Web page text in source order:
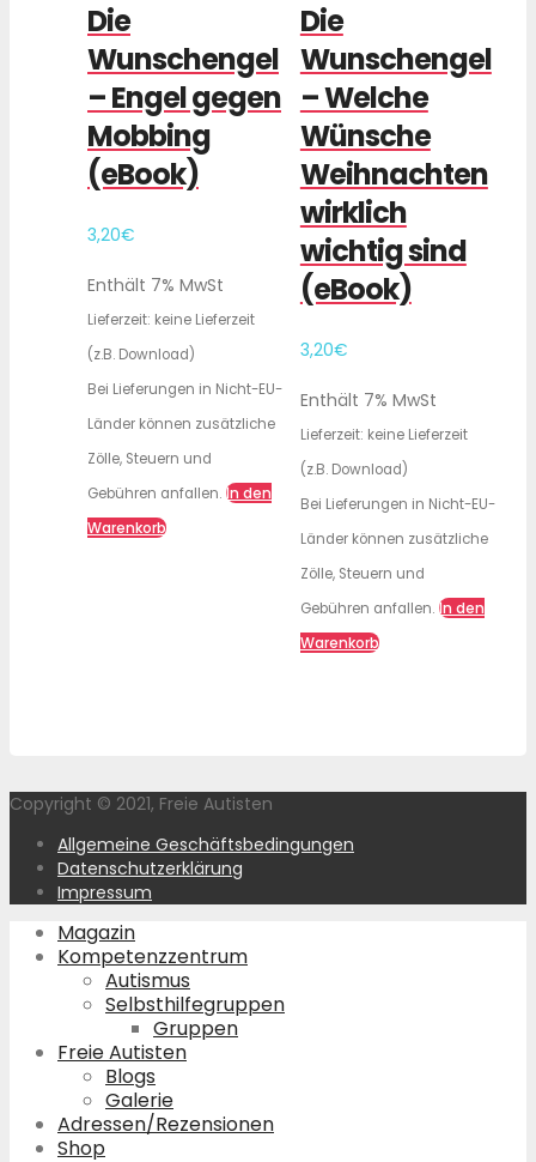
Die
Wunschengel
– Engel gegen
Mobbing
(eBook)
3,20€
Enthält 7% MwSt
Lieferzeit: keine Lieferzeit
(z.B. Download)
Bei Lieferungen in Nicht-EU-
Länder können zusätzliche
Zölle, Steuern und
Gebühren anfallen. In den
Warenkorb
Die
Wunschengel
– Welche
Wünsche
Weihnachten
wirklich
wichtig sind
(eBook)
3,20€
Enthält 7% MwSt
Lieferzeit: keine Lieferzeit
(z.B. Download)
Bei Lieferungen in Nicht-EU-
Länder können zusätzliche
Zölle, Steuern und
Gebühren anfallen. In den
Warenkorb
Copyright © 2021, Freie Autisten
Allgemeine Geschäftsbedingungen
Datenschutzerklärung
Impressum
Magazin
Kompetenzzentrum
Autismus
Selbsthilfegruppen
Gruppen
Freie Autisten
Blogs
Galerie
Adressen/Rezensionen
Shop